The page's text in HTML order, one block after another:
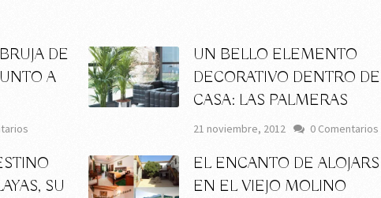
DE
A
UN BELLO ELEMENTO
DECORATIVO DENTRO DE
CASA: LAS PALMERAS
21 noviembre, 2012 0 Comentarios
SU
EL ENCANTO DE
EN EL VIEJO MOLINO